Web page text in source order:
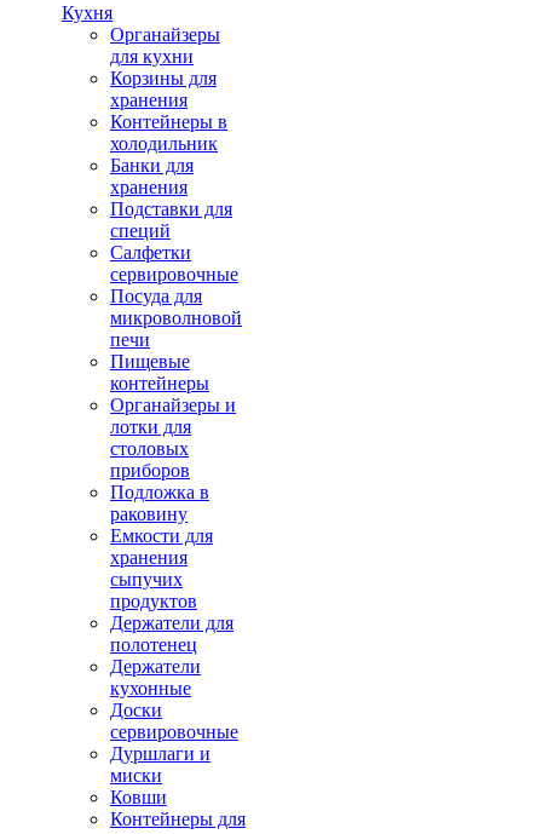
Кухня
Органайзеры
для кухни
Корзины для
хранения
Контейнеры в
холодильник
Банки для
хранения
Подставки для
специй
Салфетки
сервировочные
Посуда для
микроволновой
печи
Пищевые
контейнеры
Органайзеры и
лотки для
столовых
приборов
Подложка в
раковину
Емкости для
хранения
сыпучих
продуктов
Держатели для
полотенец
Держатели
кухонные
Доски
сервировочные
Дуршлаги и
миски
Ковши
Контейнеры для